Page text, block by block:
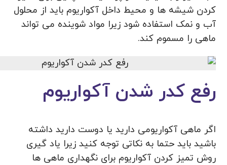
کردن شیشه ها و محیط داخل آکواریوم باید از محلول
آب و نمک استفاده شود زیرا مواد شوینده می تواند
ماهی را مسموم کند.
رفع کدر شدن آکواریوم
اگر ماهی آکواریومی دارید یا دوست دارید داشته
باشید باید حتما به نکاتی توجه کنید زیرا یاد گیری
روش تمیز کردن آکواریوم برای نگهداری ماهی ها